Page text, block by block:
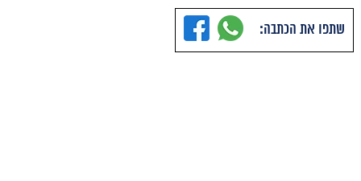
שתפו את הכתבה: